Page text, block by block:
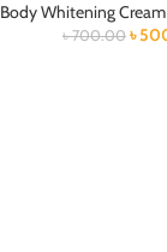
Body Whitening Cream
৳700.00 ৳